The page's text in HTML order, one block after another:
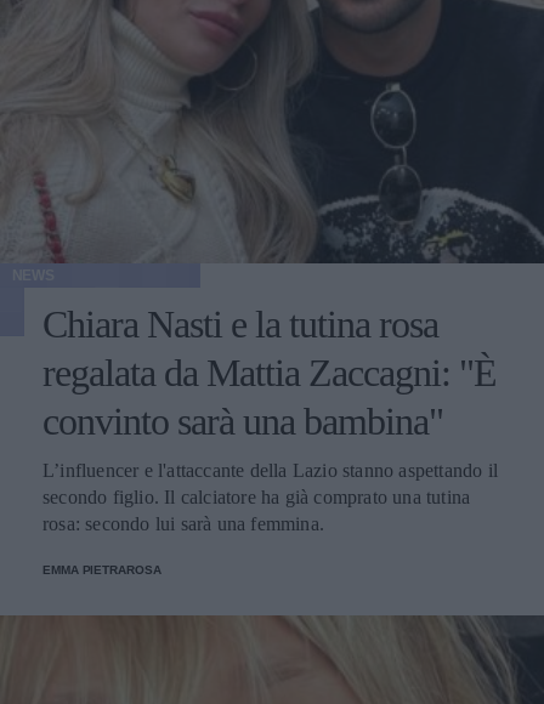
Chiara Nasti e la tutina rosa
regalata da Mattia Zaccagni: "È
convinto sarà una bambina"
L’influencer e l'attaccante della Lazio stanno aspettando il
secondo figlio. Il calciatore ha già comprato una tutina
rosa: secondo lui sarà una femmina.
EMMA PIETRAROSA